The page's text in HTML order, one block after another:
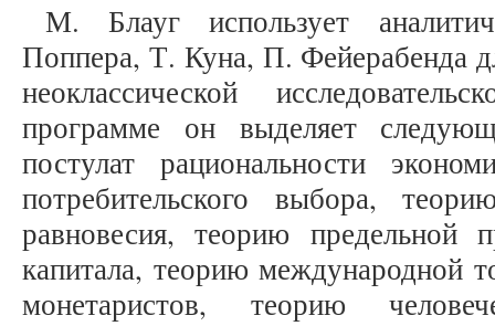
М. Блауг использует
Поппера, Т. Куна, П. Фейерабенда
неоклассической
программе он выделяет
постулат рациональности
потребительского выбора,
равновесия, теорию предельной
капитала, теорию международной
монетаристов, теорию